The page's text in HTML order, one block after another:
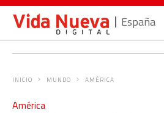
España
INICIO MUNDO AMÉRICA
América